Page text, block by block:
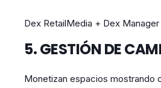
Dex RetailMedia + Dex Manager
5. GESTIÓN DE
Monetizan espacios mostrando